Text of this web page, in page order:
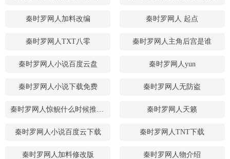
秦时罗网人加料改编 秦时罗网人 起点
秦时罗网人TXT八零 秦时罗网人主角后宫是谁
秦时罗网人小说百度云盘 秦时罗网人yun
秦时罗网人小说下载免费 秦时罗网人无防盗
秦时罗网人惊鲵什么时候推出的 秦时罗网人天籁
秦时罗网人小说百度云下载 秦时罗网人TNT下载
秦时罗网人加料修改版 秦时罗网人物介绍